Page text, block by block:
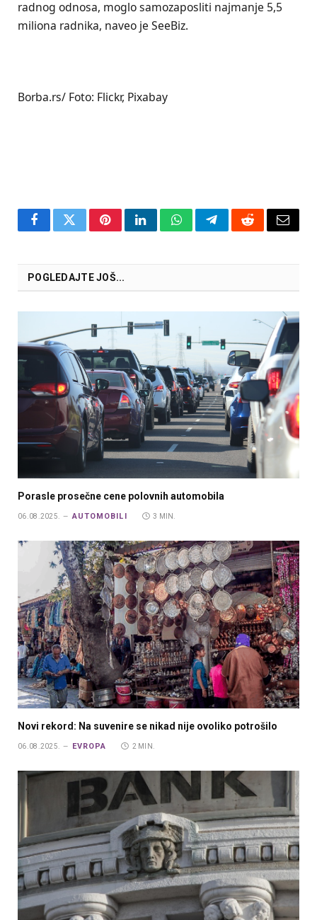
radnog odnosa, moglo samozaposliti najmanje 5,5
miliona radnika, naveo je SeeBiz.
Borba.rs/ Foto: Flickr, Pixabay
FacebookTwitterPinterestLinkedInWhatsAppTelegramRedditEmail
POGLEDAJTE JOŠ...
Porasle prosečne cene polovnih automobila
06.08.2025. AUTOMOBILI 3 MIN.
Novi rekord: Na suvenire se nikad nije ovoliko potrošilo
06.08.2025. EVROPA 2 MIN.